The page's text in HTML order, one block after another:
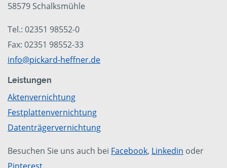
58579 Schalksmühle
Tel.: 02351 98552-0
Fax: 02351 98552-33
info@pickard-heffner.de
Leistungen
Aktenvernichtung
Festplattenvernichtung
Datenträgervernichtung
Besuchen Sie uns auch bei Facebook, Linkedin oder